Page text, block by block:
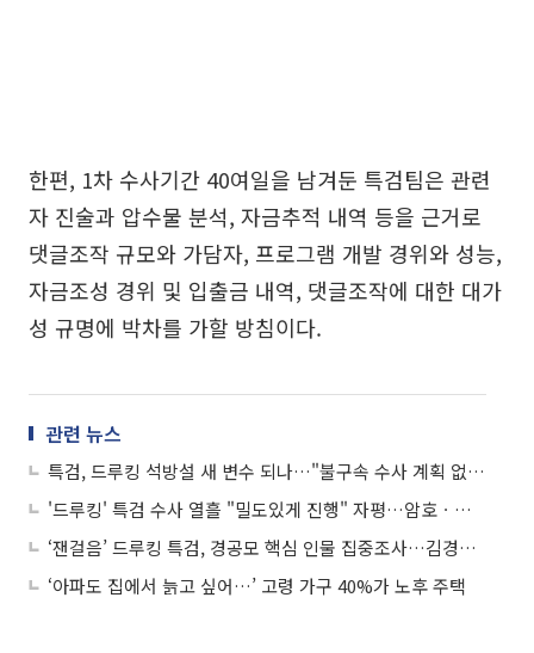
한편, 1차 수사기간 40여일을 남겨둔 특검팀은 관련
자 진술과 압수물 분석, 자금추적 내역 등을 근거로
댓글조작 규모와 가담자, 프로그램 개발 경위와 성능,
자금조성 경위 및 입출금 내역, 댓글조작에 대한 대가
성 규명에 박차를 가할 방침이다.
관련 뉴스
특검, 드루킹 석방설 새 변수 되나…"불구속 수사 계획 없다"
'드루킹' 특검 수사 열흘 "밀도있게 진행" 자평…암호ㆍ은닉 정보 일부 복원
‘잰걸음’ 드루킹 특검, 경공모 핵심 인물 집중조사…김경수 소환하나
‘아파도 집에서 늙고 싶어…’ 고령 가구 40%가 노후 주택